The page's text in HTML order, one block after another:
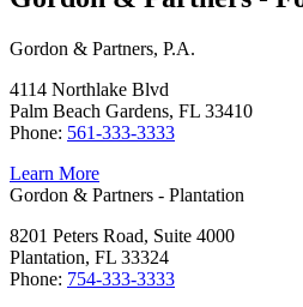
Gordon & Partners, P.A.
4114 Northlake Blvd
Palm Beach Gardens, FL 33410
Phone: 561-333-3333
Learn More
Gordon & Partners - Plantation
8201 Peters Road, Suite 4000
Plantation, FL 33324
Phone: 754-333-3333